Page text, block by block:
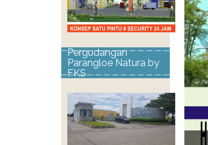
Pergudangan
Parangloe Natura by
FKS